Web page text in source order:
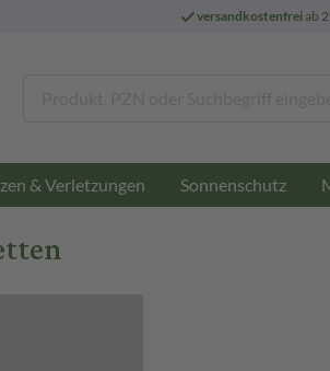
versandkostenfreiab
& Verletzungen Sonnenschutz